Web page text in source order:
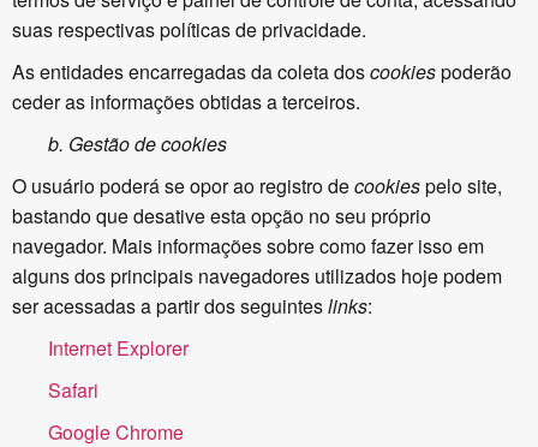
suas respectivas políticas de privacidade.
As entidades encarregadas da coleta doscookiespoderão
ceder as informações obtidas a terceiros.
b. Gestão decookies
O usuário poderá se opor ao registro decookiespelo site,
bastando que desative esta opção no seu próprio
navegador. Mais informações sobre como fazer isso em
alguns dos principais navegadores utilizados hoje podem
ser acessadas a partir dos seguinteslinks:
Internet Explorer
Safari
Google Chrome